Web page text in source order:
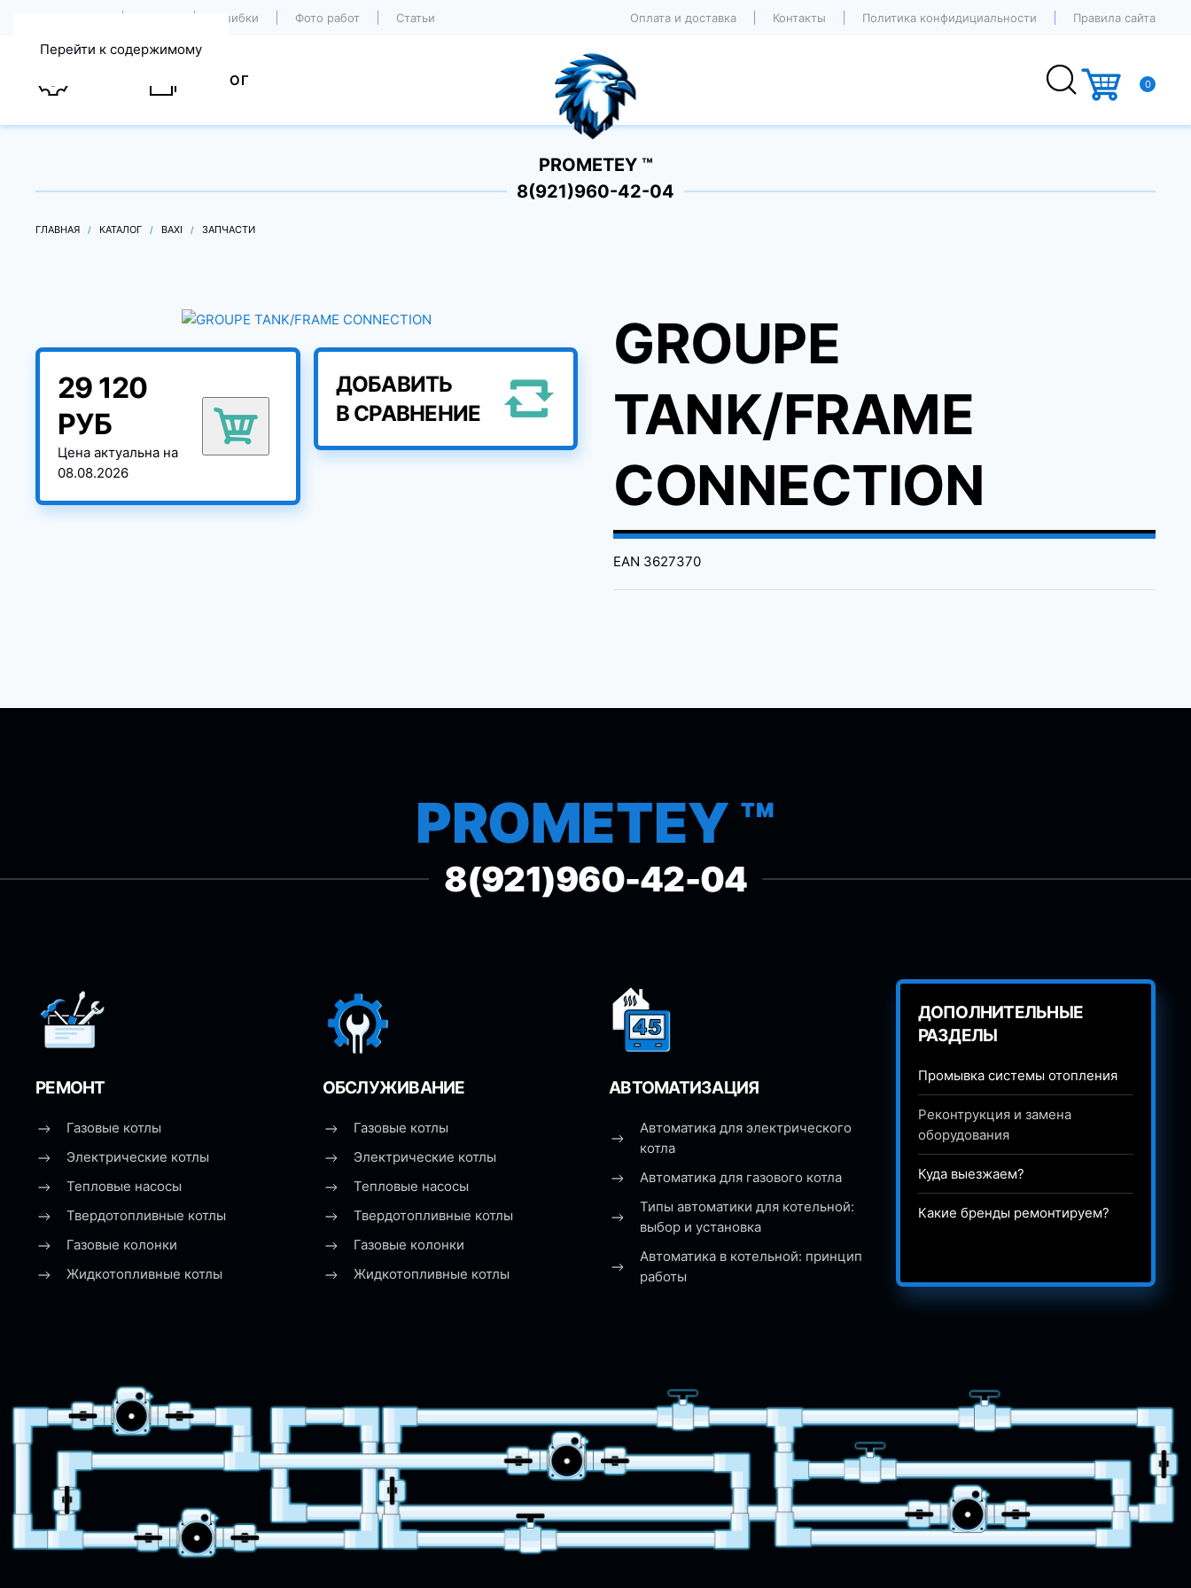
Перейти к содержимому
Ошибки Фото работ Статьи Оплата и доставка Контакты Политика конфидициальности Правила сайта
КАТАЛОГ 0
PROMETEY ™
8(921)960-42-04
ГЛАВНАЯ КАТАЛОГ BAXI ЗАПЧАСТИ
29 120
РУБ
Цена актуальна на
08.08.2026
ДОБАВИТЬ
В СРАВНЕНИЕ
GROUPE
TANK/FRAME
CONNECTION
EAN 3627370
PROMETEY ™
8(921)960-42-04
РЕМОНТ
Газовые котлы
Электрические котлы
Тепловые насосы
Твердотопливные котлы
Газовые колонки
Жидкотопливные котлы
ОБСЛУЖИВАНИЕ
Газовые котлы
Электрические котлы
Тепловые насосы
Твердотопливные котлы
Газовые колонки
Жидкотопливные котлы
АВТОМАТИЗАЦИЯ
Автоматика для электрического
котла
Автоматика для газового котла
Типы автоматики для котельной:
выбор и установка
Автоматика в котельной: принцип
работы
ДОПОЛНИТЕЛЬНЫЕ
РАЗДЕЛЫ
Промывка системы отопления
Реконтрукция и замена
оборудования
Куда выезжаем?
Какие бренды ремонтируем?